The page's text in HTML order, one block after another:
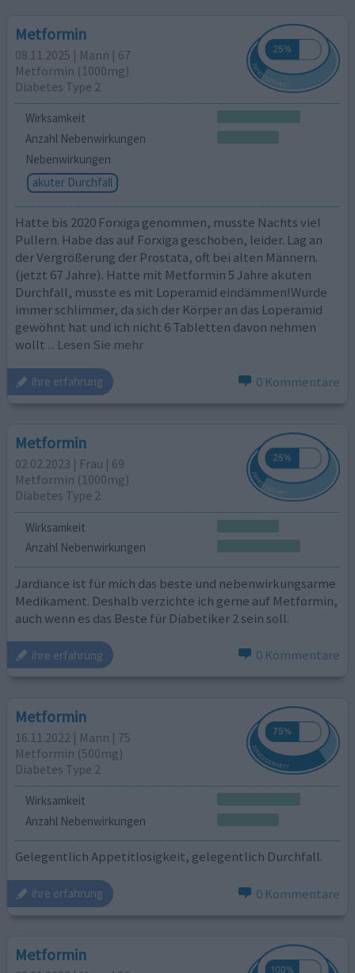
Metformin
08.11.2025 | Mann | 67
Metformin (1000mg)
Diabetes Type 2
Wirksamkeit
Anzahl Nebenwirkungen
Nebenwirkungen
akuter Durchfall
Hatte bis 2020 Forxiga genommen, musste Nachts viel
Pullern. Habe das auf Forxiga geschoben, leider. Lag an
der Vergrößerung der Prostata, oft bei alten Männern.
(jetzt 67 Jahre). Hatte mit Metformin 5 Jahre akuten
Durchfall, musste es mit Loperamid eindämmen!Wurde
immer schlimmer, da sich der Körper an das Loperamid
gewöhnt hat und ich nicht 6 Tabletten davon nehmen
wollt ... Lesen Sie mehr
ihre erfahrung 0 Kommentare
Metformin
02.02.2023 | Frau | 69
Metformin (1000mg)
Diabetes Type 2
Wirksamkeit
Anzahl Nebenwirkungen
Jardiance ist für mich das beste und nebenwirkungsarme
Medikament. Deshalb verzichte ich gerne auf Metformin,
auch wenn es das Beste für Diabetiker 2 sein soll.
ihre erfahrung 0 Kommentare
Metformin
16.11.2022 | Mann | 75
Metformin (500mg)
Diabetes Type 2
Wirksamkeit
Anzahl Nebenwirkungen
Gelegentlich Appetitlosigkeit, gelegentlich Durchfall.
ihre erfahrung 0 Kommentare
Metformin